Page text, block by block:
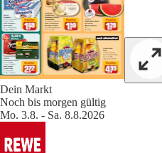
Dein Markt
Noch bis morgen gültig
Mo. 3.8. - Sa. 8.8.2026